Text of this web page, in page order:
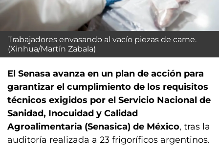
Trabajadores envasando al vacío piezas de carne.
(Xinhua/Martín Zabala)
El Senasa avanza en un plan de acción para
garantizar el cumplimiento de los requisitos
técnicos exigidos por el Servicio Nacional de
Sanidad, Inocuidad y Calidad
Agroalimentaria (Senasica) de México, tras la
auditoría realizada a 23 frigoríficos argentinos.